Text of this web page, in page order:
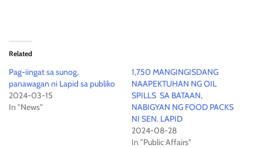
Related
Pag-iingat sa sunog,
panawagan ni Lapid sa publiko
2024-03-15
In "News"
1,750 MANGINGISDANG
NAAPEKTUHAN NG OIL
SPILLS SA BATAAN,
NABIGYAN NG FOOD PACKS
NI SEN. LAPID
2024-08-28
In "Public Affairs"